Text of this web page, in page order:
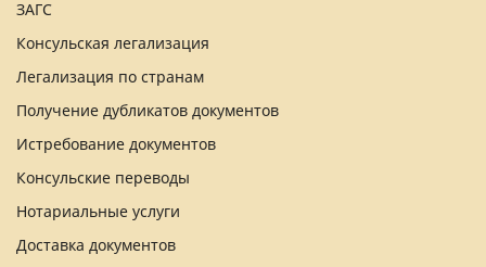
ЗАГС
Консульская легализация
Легализация по странам
Получение дубликатов документов
Истребование документов
Консульские переводы
Нотариальные услуги
Доставка документов